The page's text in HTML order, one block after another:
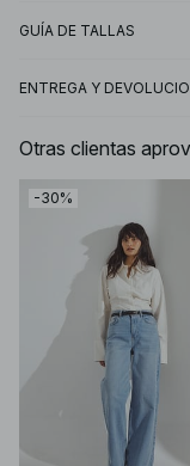
GUÍA DE TALLAS
ENTREGA Y
Otras clientas
-30%